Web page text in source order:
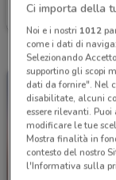
Scade il 16/08
Ci importa della
Noi e i nostri 1012
come i dati di
Selezionando
supportino gli scopi
dati da fornire". Nel
disabilitate, alcuni
essere rilevanti.
modificare le tue
Mostra finalità in
contesto del nostro
l'Informativa sulla